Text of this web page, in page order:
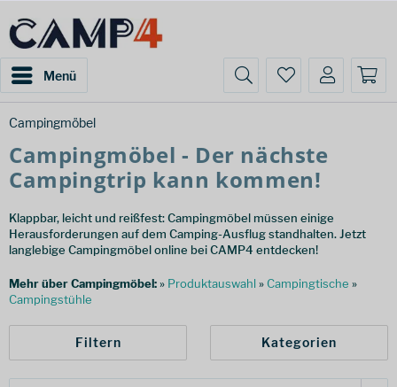
Menü
Campingmöbel
Campingmöbel - Der nächste
Campingtrip kann kommen!
Klappbar, leicht und reißfest: Campingmöbel müssen einige
Herausforderungen auf dem Camping-Ausflug standhalten. Jetzt
langlebige Campingmöbel online bei CAMP4 entdecken!
Mehr über Campingmöbel:» Produktauswahl » Campingtische »
Campingstühle
Filtern Kategorien